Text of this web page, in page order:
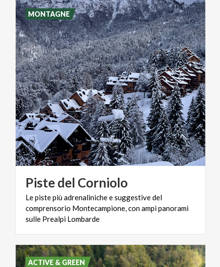
Pistedel Corniolo
Le piste più adrenaliniche e suggestive del
comprensorio Montecampione, con ampi panorami
sulle Prealpi Lombarde
MONTAGNE
ACTIVE & GREEN